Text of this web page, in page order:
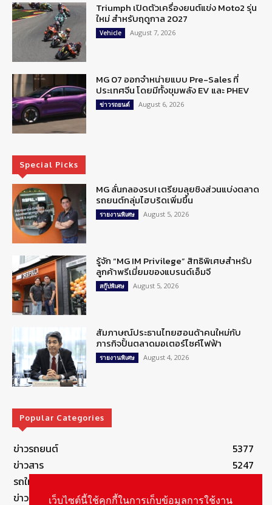
Triumph เปิดตัวเครื่องยนต์แข่ง Moto2 รุ่น
ใหม่ สำหรับฤดูกาล 2027
Vehicle August 7, 2026
MG 07 ออกจำหน่ายแบบ Pre-Sales ที่
ประเทศจีน โดยมีทั้งขุมพลัง EV และ PHEV
ข่าวรถยนต์ August 6, 2026
Special Picks
MG ลั่นกลองรบ! เตรียมลุยชิงส่วนแบ่งตลาด
รถยนต์กลุ่มไฮบริดเพิ่มขึ้น
รายงานพิเศษ August 5, 2026
รู้จัก “MG IM Privilege” สิทธิพิเศษสำหรับ
ลูกค้าพรีเมี่ยมของแบรนด์เอ็มจี
สกู๊ปพิเศษ August 5, 2026
สัมภาษณ์ประธานไทยฮอนด้าคนใหม่กับ
ภารกิจปั้นตลาดมอเตอร์ไซค์ไฟฟ้า
รายงานพิเศษ August 4, 2026
Popular Categories
ข่าวรถยนต์
5377
ข่าวสาร
5247
รถใหม่
ข่าวประชาสัมพันธ์เว็บไซต์นี้ใช้คุกกี้ในการเก็บข้อมูลการใช้งาน